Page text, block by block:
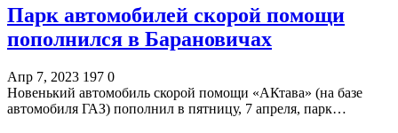
Парк автомобилей скорой помощи
пополнился в Барановичах
Апр 7, 2023 197 0
Новенький автомобиль скорой помощи «АКтава» (на базе
автомобиля ГАЗ) пополнил в пятницу, 7 апреля, парк…